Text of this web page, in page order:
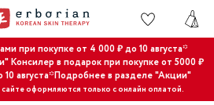
при покупке от 4 000 ₽ до 10 августа*
Консилер в подарок при покупке от 5000 ₽
10 августа*Подробнее в разделе "Акции"
оформляются только с онлайн оплатой.